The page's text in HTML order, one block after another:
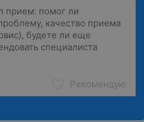
Рекомендую